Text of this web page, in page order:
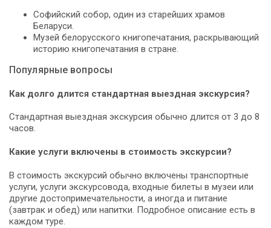
Софийский собор, один из старейших храмов
Беларуси.
Музей белорусского книгопечатания, раскрывающий
историю книгопечатания в стране.
Популярные вопросы
Как долго длится стандартная выездная экскурсия?
Стандартная выездная экскурсия обычно длится от 3 до 8
часов.
Какие услуги включены в стоимость экскурсии?
В стоимость экскурсий обычно включены транспортные
услуги, услуги экскурсовода, входные билеты в музеи или
другие достопримечательности, а иногда и питание
(завтрак и обед) или напитки. Подробное описание есть в
каждом туре.